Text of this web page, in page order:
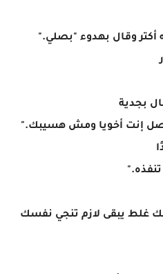
وقال بهدوء "بصلي."
بجدية
إنت أخويا ومش هسيبك."
غلط يبقى لازم تنجي نفسك